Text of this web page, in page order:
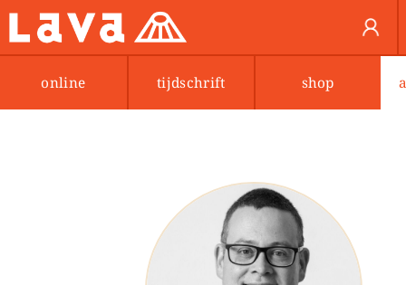
online tijdschrift shop